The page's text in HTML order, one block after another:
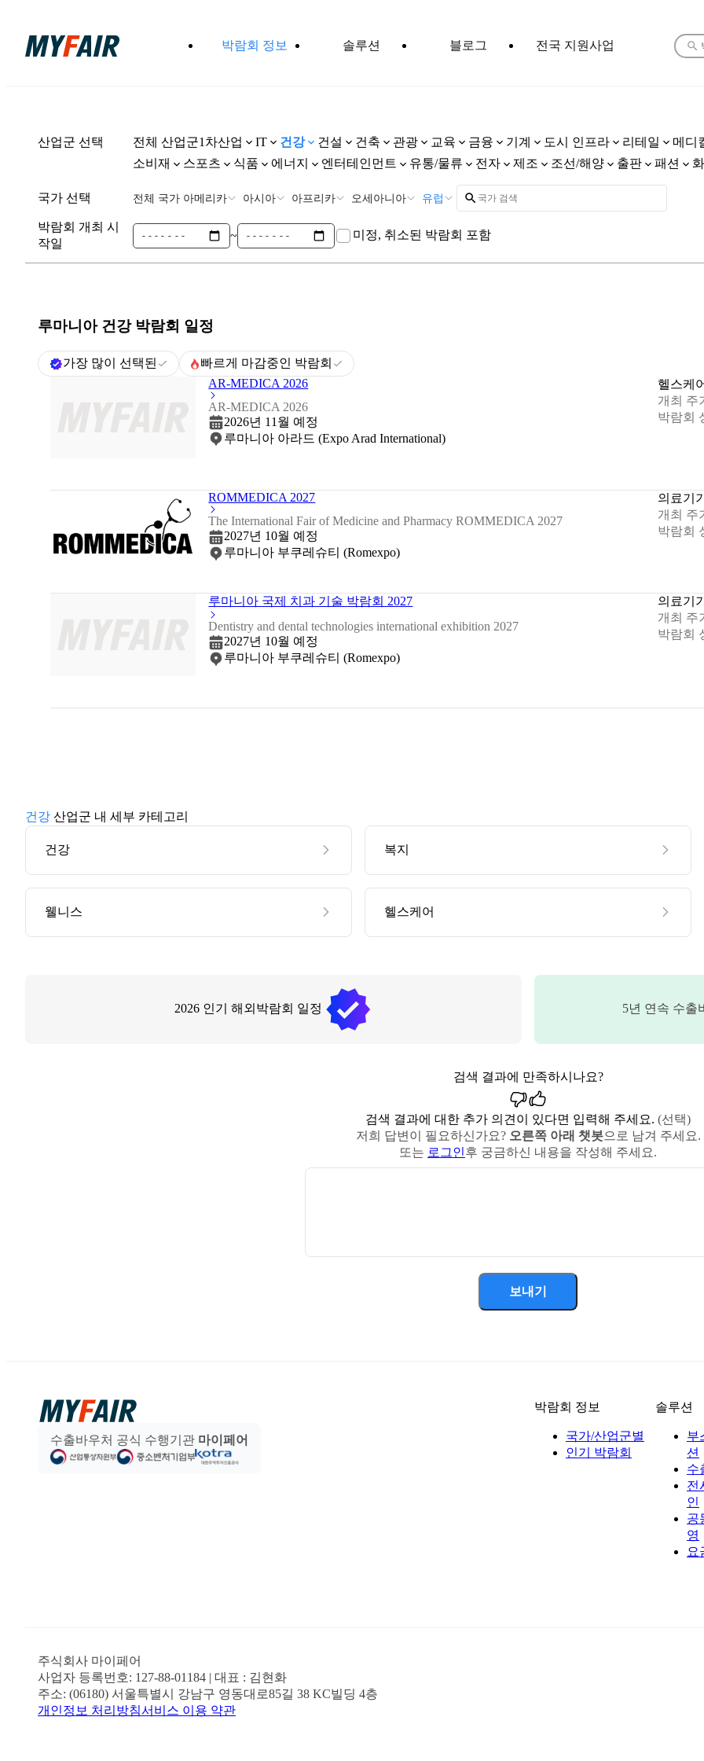
박람회 정보 솔루션 블로그
전국 지원사업
산업군 선택 전체 산업군1차산업 IT 건강 건설 건축 관광 교육 금융 기계 도시 인프라 리테일 메디
소비재
스포츠 식품 에너지 엔터테인먼트 유통/물류 전자 제조 조선/해양 출판 패션
국가 선택 전체 국가 아메리카 아시아 아프리카 오세아니아 유럽
박람회 개최 시
작일
~ 미정, 취소된 박람회 포함
루마니아 건강박람회 일정
가장 많이 선택된 빠르게 마감중인 박람회
AR-MEDICA 2026
AR-MEDICA 2026
2026년 11월 예정
루마니아 아라드 (Expo Arad International)
헬스케
개최 주
박람회
ROMMEDICA 2027
The International Fair of Medicine and Pharmacy ROMMEDICA 2027
2027년 10월 예정
루마니아 부쿠레슈티 (Romexpo)
의료기기
개최 주
박람회
루마니아 국제 치과 기술 박람회 2027
Dentistry and dental technologies international exhibition 2027
2027년 10월 예정
루마니아 부쿠레슈티 (Romexpo)
의료기기
개최 주
박람회
건강 산업군 내 세부 카테고리
건강 복지
웰니스 헬스케어
2026 인기 해외박람회 일정 5년 연속 수출
검색 결과에 만족하시나요?
검색 결과에 대한 추가 의견이 있다면 입력해 주세요. (선택)
저희 답변이 필요하신가요? 오른쪽 아래 챗봇으로 남겨 주세요.
또는 로그인후 궁금하신 내용을 작성해 주세요.
보내기
수출바우처 공식 수행기관 마이페어
박람회 정보
국가/산업군별
인기 박람회
솔루션
부
션
수
전
인
공
영
요
주식회사 마이페어
사업자 등록번호: 127-88-01184 | 대표 : 김현화
주소: (06180) 서울특별시 강남구 영동대로85길 38 KC빌딩 4층
개인정보 처리방침서비스 이용 약관